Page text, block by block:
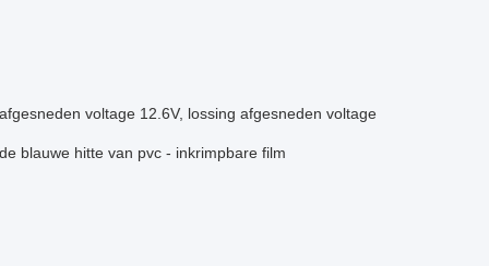
voltage 12.6V, lossing afgesneden voltage
blauwe hitte van pvc - inkrimpbare film